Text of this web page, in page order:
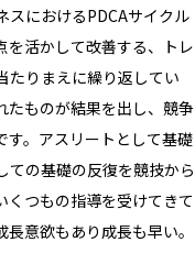
スにおけるPDCAサイクル
を活かして改善する、トレ
たりまえに繰り返してい
たものが結果を出し、競争
す。アスリートとして基礎
ての基礎の反復を競技から
くつもの指導を受けてきて
意欲もあり成長も早い。